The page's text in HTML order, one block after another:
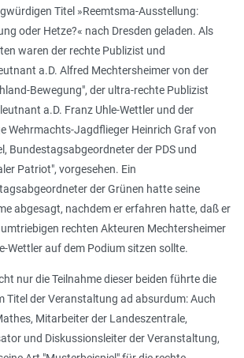
Titel »Reemtsma-Ausstellung:
oder Hetze?« nach Dresden geladen. Als
waren der rechte Publizist und
a.D. Alfred Mechtersheimer von der
Bewegung", der ultra-rechte Publizist
a.D. Franz Uhle-Wettler und der
Wehrmachts-Jagdflieger Heinrich Graf von
Bundestagsabgeordneter der PDS und
Patriot", vorgesehen. Ein
der Grünen hatte seine
abgesagt, nachdem er erfahren hatte, daß er
rechten Akteuren Mechtersheimer
Wettler auf dem Podium sitzen sollte.
nur die Teilnahme dieser beiden führte die
Titel der Veranstaltung ad absurdum: Auch
Mitarbeiter der Landeszentrale,
und Diskussionsleiter der Veranstaltung,